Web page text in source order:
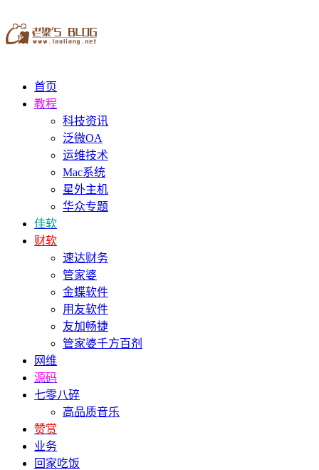
首页
教程
科技资讯
泛微OA
运维技术
Mac系统
星外主机
华众专题
佳软
财软
速达财务
管家婆
金蝶软件
用友软件
友加畅捷
管家婆千方百剂
网维
源码
七零八碎
高品质音乐
赞赏
业务
回家吃饭